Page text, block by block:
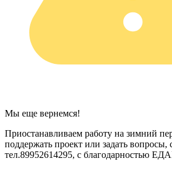
Мы еще вернемся!
Приостанавливаем работу на зимний
поддержать проект или задать вопросы,
тел.89952614295, с благодарностью